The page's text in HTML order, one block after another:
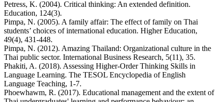
Petress, K. (2004). Critical thinking: An extended definition.
Education, 124(3).
Pimpa, N. (2005). A family affair: The effect of family on Thai
students’ choices of international education. Higher Education,
49(4), 431-448.
Pimpa, N. (2012). Amazing Thailand: Organizational culture in the
Thai public sector. International Business Research, 5(11), 35.
Phakiti, A. (2018). Assessing Higher‐Order Thinking Skills in
Language Learning. The TESOL Encyclopedia of English
Language Teaching, 1-7.
Phoewhawm, R. (2017). Educational management and the extent of